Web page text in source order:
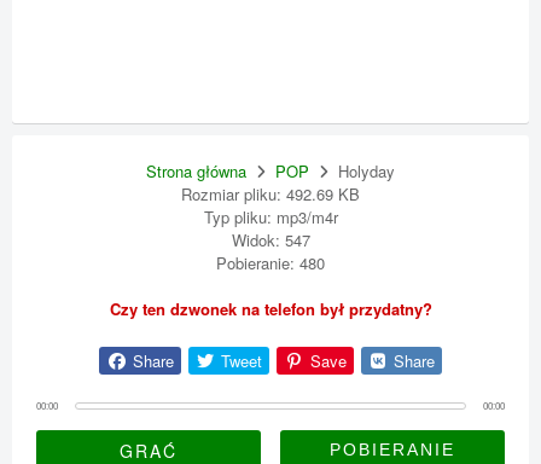
Strona główna POP
Holyday
Rozmiar pliku: 492.69 KB
Typ pliku: mp3/m4r
Widok: 547
Pobieranie: 480
Czy ten dzwonek na telefon był przydatny?
Share Tweet Save Share
00:00 00:00
GRAĆ